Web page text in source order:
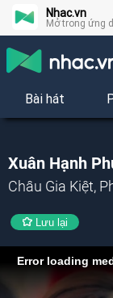
Nhac.vn
Mở trong ứng
Bài hát
Xuân Hạnh
Châu Gia Kiệt,
Lưu lại
Error loading